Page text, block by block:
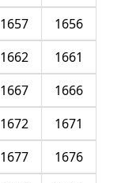
1656
1657
1661
1662
1666
1667
1671
1672
1676
1677